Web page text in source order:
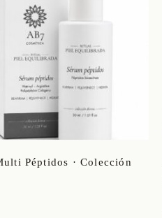
Péptidos · Colección